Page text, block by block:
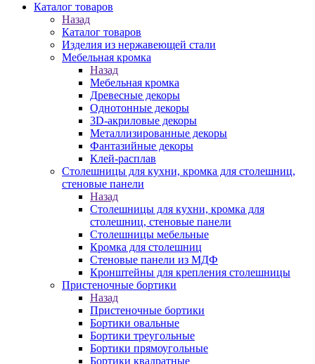
Каталог товаров
Назад
Каталог товаров
Изделия из нержавеющей стали
Мебельная кромка
Назад
Мебельная кромка
Древесные декоры
Однотонные декоры
3D-акриловые декоры
Металлизированные декоры
Фантазийные декоры
Клей-расплав
Столешницы для кухни, кромка для столешниц,
стеновые панели
Назад
Столешницы для кухни, кромка для
столешниц, стеновые панели
Столешницы мебельные
Кромка для столешниц
Стеновые панели из МДФ
Кронштейны для крепления столешницы
Пристеночные бортики
Назад
Пристеночные бортики
Бортики овальные
Бортики треугольные
Бортики прямоугольные
Бортики квадратные